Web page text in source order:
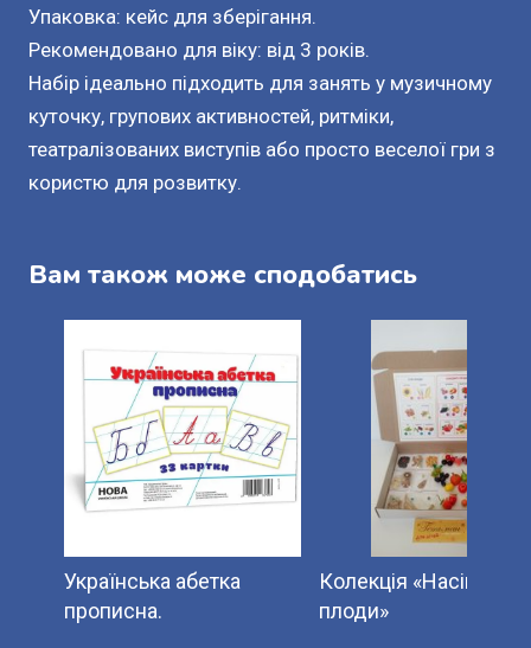
Упаковка: кейс для зберігання.
Рекомендовано для віку: від 3 років.
Набір ідеально підходить для занять у музичному
куточку, групових активностей, ритміки,
театралізованих виступів або просто веселої гри з
користю для розвитку.
Вам також може сподобатись
Українська абетка
прописна.
Колекція «Насіння і
плоди»